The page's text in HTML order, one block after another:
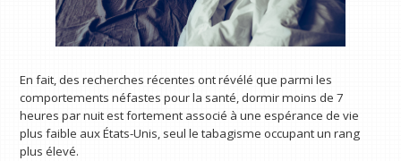
En fait, des recherches récentes ont révélé que parmi les
comportements néfastes pour la santé, dormir moins de 7
heures par nuit est fortement associé à une espérance de vie
plus faible aux États-Unis, seul le tabagisme occupant un rang
plus élevé.